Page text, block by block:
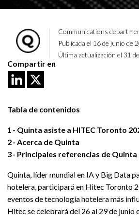
Communications
Publicada el 16 de junio de
Última actualización el 31
Compartir en
Tabla de contenidos
1
Quinta asiste a HITEC Toronto
2 Acerca de Quinta
3
Principales referencias de Quinta
Quinta, líder mundial en IA y Big Data
hotelera, participará en Hitec Toronto
eventos de tecnología hotelera más
Hitec se celebrará del 26 al 29 de